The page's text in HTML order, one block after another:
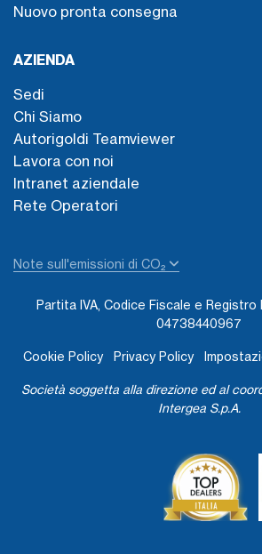
Nuovo pronta consegna
AZIENDA
Sedi
Chi Siamo
Autorigoldi Teamviewer
Lavora con noi
Intranet aziendale
Rete Operatori
Note sull'emissioni di CO₂
Partita IVA, Codice Fiscale e Registro
04738440967
Cookie Policy Privacy Policy
Società soggetta alla direzione ed al
Intergea S.p.A.